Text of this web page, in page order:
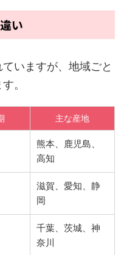
い
いますが、地域ごと
。
主な産地
熊本、鹿児島、
高知
滋賀、愛知、静
岡
千葉、茨城、神
奈川